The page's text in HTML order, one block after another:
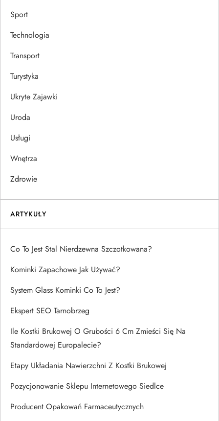
Sport
Technologia
Transport
Turystyka
Ukryte Zajawki
Uroda
Usługi
Wnętrza
Zdrowie
ARTYKUŁY
Co To Jest Stal Nierdzewna Szczotkowana?
Kominki Zapachowe Jak Używać?
System Glass Kominki Co To Jest?
Ekspert SEO Tarnobrzeg
Ile Kostki Brukowej O Grubości 6 Cm Zmieści Się Na
Standardowej Europalecie?
Etapy Układania Nawierzchni Z Kostki Brukowej
Pozycjonowanie Sklepu Internetowego Siedlce
Producent Opakowań Farmaceutycznych